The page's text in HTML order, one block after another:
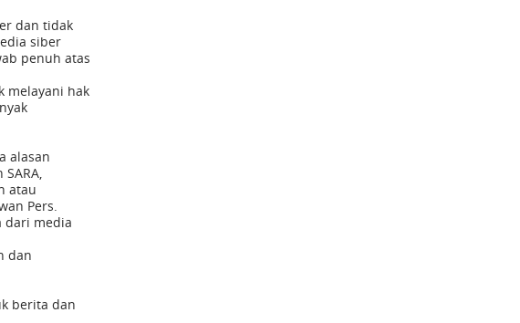
dan tidak
siber
penuh atas
melayani hak
alasan
atau
Pers.
dari media
dan
berita dan